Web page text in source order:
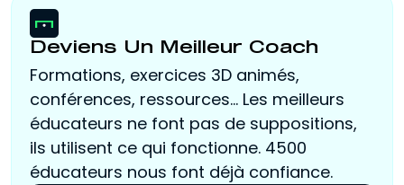
Deviens Un Meilleur Coach
Formations, exercices 3D animés,
conférences, ressources... Les meilleurs
éducateurs ne font pas de suppositions,
ils utilisent ce qui fonctionne. 4500
éducateurs nous font déjà confiance.